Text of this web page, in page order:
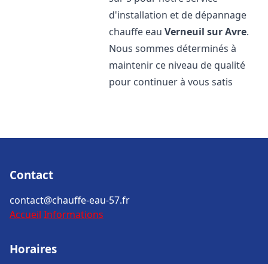
d'installation et de dépannage
chauffe eauVerneuil sur Avre.
Nous sommes déterminés à
maintenir ce niveau de qualité
pour continuer à vous satis
Contact
contact@chauffe-eau-57.fr
Accueil Informations
Horaires